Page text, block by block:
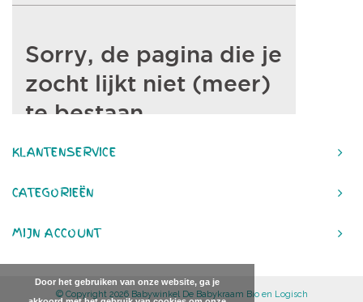
KLANTENSERVICE
CATEGORIEËN
MIJN ACCOUNT
© Copyright 2026 Babywinkel De Babykraam Bio en Logisch
Door het gebruiken van onze website, ga je